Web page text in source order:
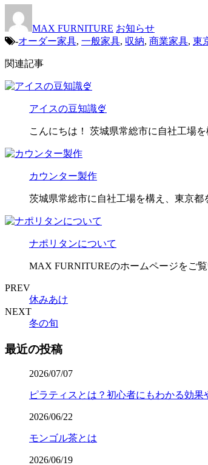
MAX FURNITURE お知らせ
-オーダー家具, 一般家具, 収納, 商業家具, 東
関連記事
アイスの豆知識🍨
こんにちは！ 茨城県常総市に自社工場
カウンター製作
茨城県常総市に自社工場を構え、東京
ナポリタンについて
MAX FURNITUREのホームページをご
PREV
休みあけ
NEXT
冬の旬
最近の投稿
2026/07/07
ピラティスとは？初心者にもわかる効果
2026/06/22
モンゴル茶とは
2026/06/19